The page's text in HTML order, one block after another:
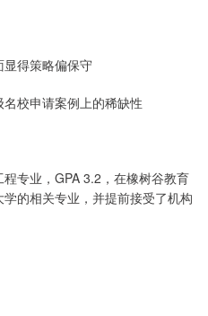
得策略偏保守
校申请案例上的稀缺性
专业，GPA 3.2，在橡树谷教育
的相关专业，并提前接受了机构